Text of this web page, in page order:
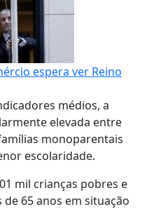
espera ver Reino
médios, a
elevada entre
monoparentais
escolaridade.
mil crianças pobres e
65 anos em situação